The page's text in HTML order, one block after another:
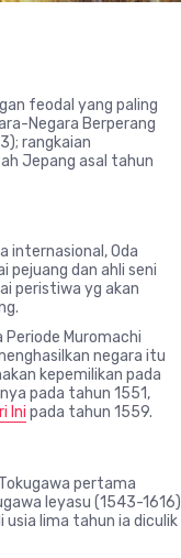
feodal yang paling
Negara Berperang
rangkaian
Jepang asal tahun
internasional, Oda
pejuang dan ahli seni
peristiwa yg akan
Muromachi
negara itu
kepemilikan pada
pada tahun 1551,
Ini pada tahun 1559.
pertama
Ieyasu (1543-1616)
usia lima tahun ia diculik